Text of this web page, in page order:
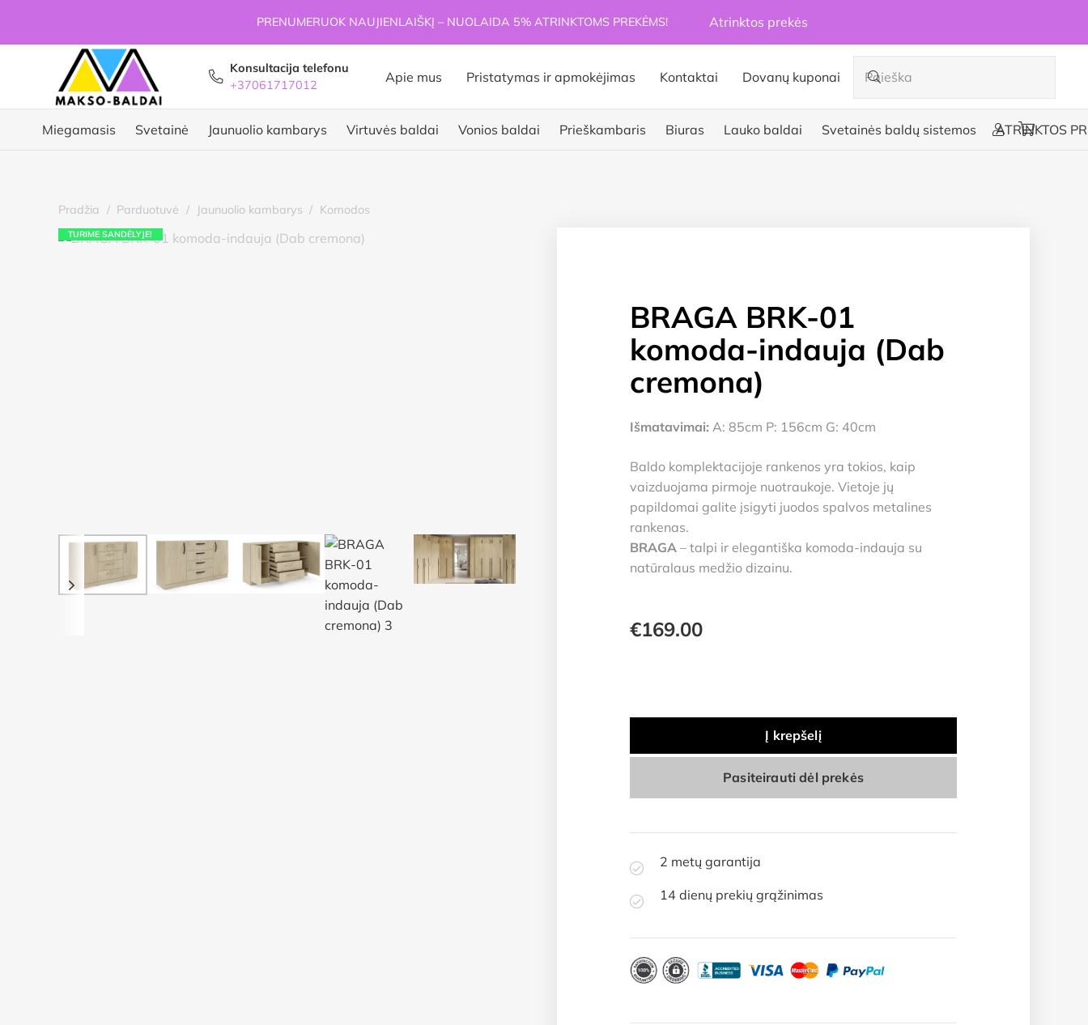
PRENUMERUOK NAUJIENLAIŠKĮ – NUOLAIDA 5% ATRINKTOMS PREKĖMS! Atrinktos prekės
Konsultacija telefonu
+37061717012
Apie mus Pristatymas ir apmokėjimas Kontaktai Dovanų kuponai
Miegamasis Svetainė Jaunuolio kambarys Virtuvės baldai Vonios baldai Prieškambaris Biuras Lauko baldai Svetainės baldų sistemos ATRINKTOS
Pradžia / Parduotuvė / Jaunuolio kambarys / Komodos
TURIME SANDĖLYJE!
BRAGA BRK-01
komoda-indauja (Dab
cremona)
Išmatavimai: A: 85cm P: 156cm G: 40cm
Baldo komplektacijoje rankenos yra tokios, kaip
vaizduojama pirmoje nuotraukoje. Vietoje jų
papildomai galite įsigyti juodos spalvos metalines
rankenas.
BRAGA– talpi ir elegantiška komoda-indauja su
natūralaus medžio dizainu.
€169.00
Į krepšelį
Pasiteirauti dėl prekės
2 metų garantija
14 dienų prekių grąžinimas